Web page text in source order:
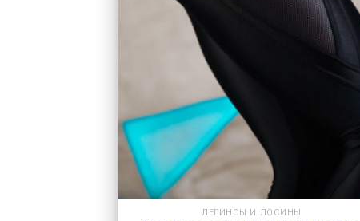
ЛЕГИНСЫ И ЛОСИНЫ